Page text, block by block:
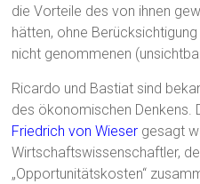
die Vorteile des von ihnen
hätten, ohne
nicht genommenen
Ricardo und Bastiat sind
des ökonomischen Denkens.
Friedrich von Wieser gesagt
Wirtschaftswissenschaftler,
„Opportunitätskosten“